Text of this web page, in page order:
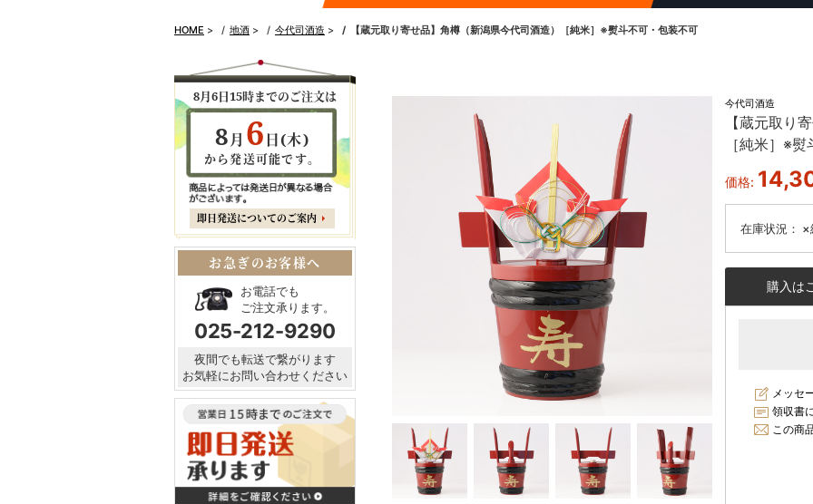
HOME > 地酒 > 今代司酒造 > 【蔵元取り寄せ品】角樽（新潟県今代司酒造）［純米］※熨斗不可・包装不可
今代司酒造
【蔵元取り
［純米］※
価格:
在庫状況： ×
購入は
メッセ
領収書
この商
8月6日15時までのご注文は
8月 6 日(木)
から発送可能です。
即日発送についてのご案内
お急ぎのお客様へ
お電話でも
ご注文承ります。
025-212-9290
夜間でも転送で繋がります
お気軽にお問い合わせください